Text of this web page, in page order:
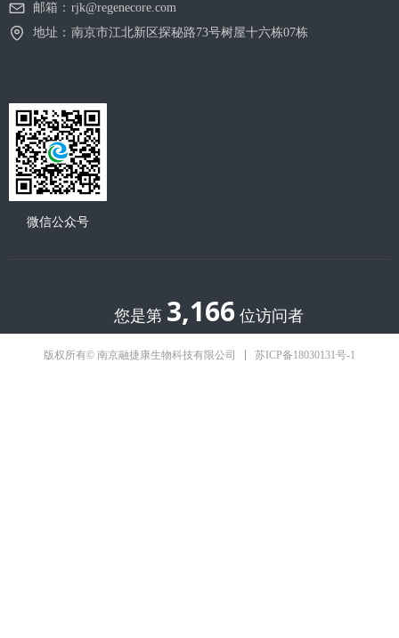
微信公众号
邮箱： rjk@regenecore.com
地址： 南京市江北新区探秘路73号树屋十六栋07栋
您是第 3,166位访问者
版权所有© 南京融捷康生物科技有限公司 苏ICP备18030131号-1